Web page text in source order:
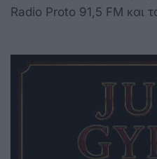
Radio Proto 91,5 FM και